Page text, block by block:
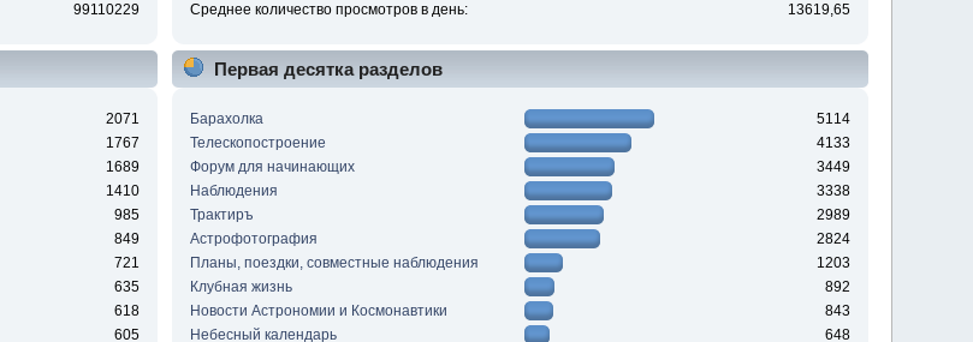
99110229
Среднее количество просмотров в день:
13619,65
2071
1767
1689
1410
985
849
721
635
618
605
Первая десятка разделов
Барахолка
5114
Телескопостроение
4133
Форум для начинающих
3449
Наблюдения
3338
Трактиръ
2989
Астрофотография
2824
Планы, поездки, совместные наблюдения
1203
Клубная жизнь
892
Новости Астрономии и Космонавтики
843
Небесный календарь
648